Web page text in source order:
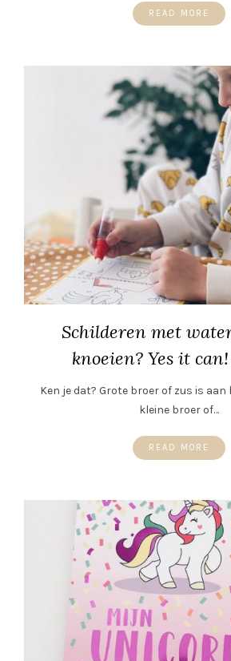
READ MORE
Schilderen met
knoeien? Yes it
Ken je dat? Grote broer of zus is
kleine broer of…
READ MORE